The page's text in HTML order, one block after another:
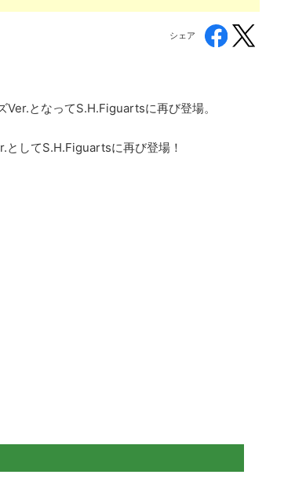
シェア
となってS.H.Figuartsに再び登場。
としてS.H.Figuartsに再び登場！